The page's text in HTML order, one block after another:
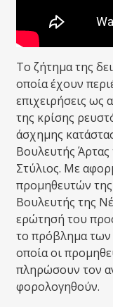
Το ζήτημα της
οποία έχουν
επιχειρήσεις ως
της κρίσης
άσχημης
Βουλευτής Άρτας
Στύλιος. Με
προμηθευτών της
Βουλευτής της
ερώτησή του
το πρόβλημα των
οποία οι
πληρώσουν τον
φορολογηθούν.